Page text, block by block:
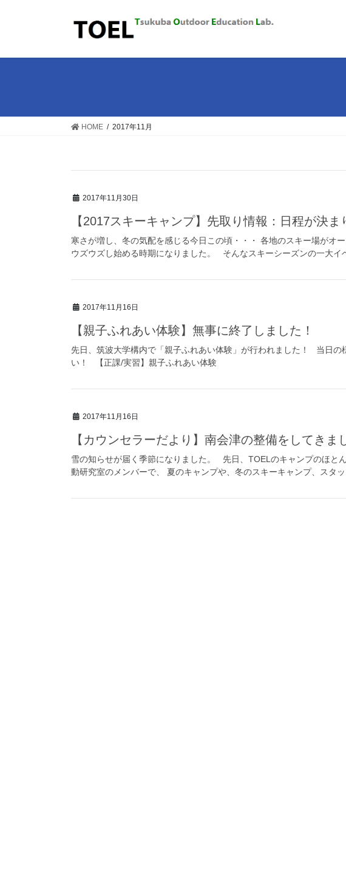
HOME 2017年11月
2017年11月30日
【2017スキーキャンプ】先取り情報：日程が決ま
寒さが増し、冬の気配を感じる今日この頃・・・ 各地のスキー場がオ
ウズウズし始める時期になりました。 そんなスキーシーズンの一大
2017年11月16日
【親子ふれあい体験】無事に終了しました！
先日、筑波大学構内で「親子ふれあい体験」が行われました！ 当日の
い！ 【正課/実習】親子ふれあい体験
2017年11月16日
【カウンセラーだより】南会津の整備をしてきま
雪の知らせが届く季節になりました。 先日、TOELのキャンプのほと
動研究室のメンバーで、 夏のキャンプや、冬のスキーキャンプ、スタ